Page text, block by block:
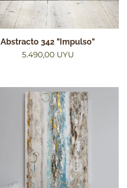
Abstracto 342 "Impulso"
5.490,00UYU